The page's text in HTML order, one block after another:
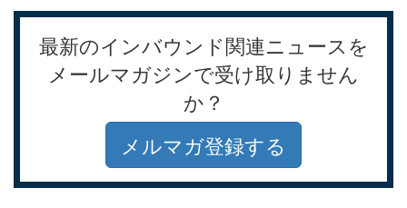
最新のインバウンド関連ニュースを
メールマガジンで受け取りません
か？
メルマガ登録する